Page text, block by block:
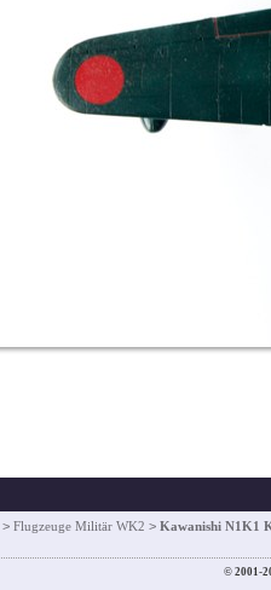
> Flugzeuge Militär WK2 > Kawanishi N1K1
© 2001-